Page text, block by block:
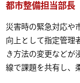
都市整備担当部長
災害時の緊急対応や
向上として指定管理
き方法の変更などが
線で課題を共有し、